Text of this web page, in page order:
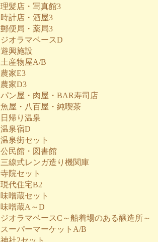
理髪店・写真館3
時計店・酒屋3
郵便局・薬局3
ジオラマベースD
遊興施設
土産物屋A/B
農家E3
農家D3
パン屋・肉屋・BAR寿司店
魚屋・八百屋・純喫茶
日帰り温泉
温泉宿D
温泉街セット
公民館・図書館
三線式レンガ造り機関庫
寺院セット
現代住宅B2
味噌蔵セット
味噌蔵A～D
ジオラマベースC～船着場のある醸造所～
スーパーマーケットA/B
神社2セット